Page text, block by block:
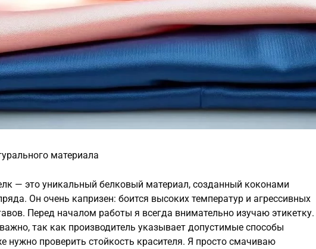
материала
— это уникальный белковый материал, созданный коконами
Он очень капризен: боится высоких температур и агрессивных
Перед началом работы я всегда внимательно изучаю этикетку.
так как производитель указывает допустимые способы
нужно проверить стойкость красителя. Я просто смачиваю